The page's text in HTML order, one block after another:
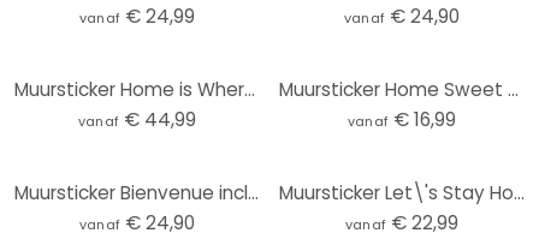
vanaf € 24,99 vanaf € 24,90
Muursticker Home is Where Love Resides
vanaf € 44,99
Muursticker Home Sweet Home 4
vanaf € 16,99
Muursticker Bienvenue incl. 5 Haken
vanaf € 24,90
Muursticker Let\'s Stay Home
vanaf € 22,99